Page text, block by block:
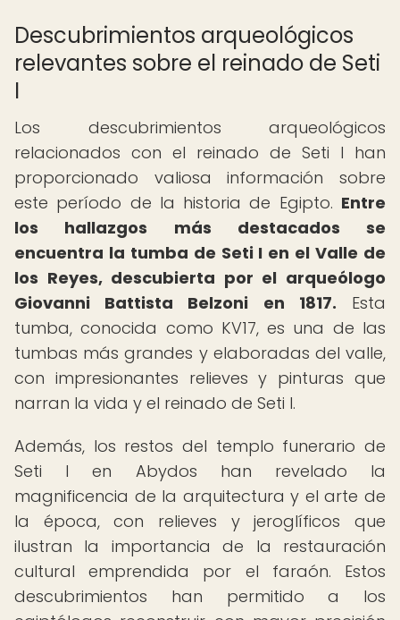
Descubrimientos arqueológicos
relevantes sobre el reinado de Seti
I
Los descubrimientos arqueológicos
relacionados con el reinado de Seti I han
proporcionado valiosa información sobre
este período de la historia de Egipto. Entre
los hallazgos más destacados se
encuentra la tumba de Seti I en el Valle de
los Reyes, descubierta por el arqueólogo
Giovanni Battista Belzoni en 1817. Esta
tumba, conocida como KV17, es una de las
tumbas más grandes y elaboradas del valle,
con impresionantes relieves y pinturas que
narran la vida y el reinado de Seti I.
Además, los restos del templo funerario de
Seti I en Abydos han revelado la
magnificencia de la arquitectura y el arte de
la época, con relieves y jeroglíficos que
ilustran la importancia de la restauración
cultural emprendida por el faraón. Estos
descubrimientos han permitido a los